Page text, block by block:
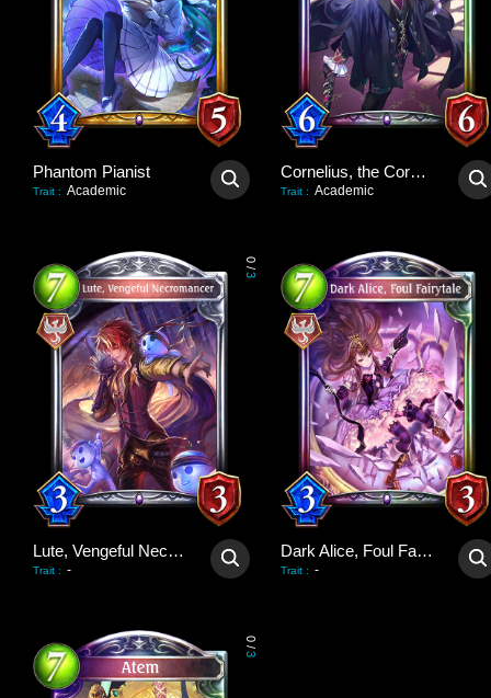
Phantom Pianist
Trait : Academic
Cornelius, the Corpse King
Trait : Academic
0
/
3
Lute, Vengeful Necromancer
Trait : -
Dark Alice, Foul Fairytale
Trait : -
0
/
3